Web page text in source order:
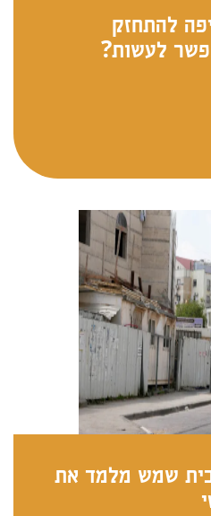
להתחזק
לעשות?
בית שמש מלמד את